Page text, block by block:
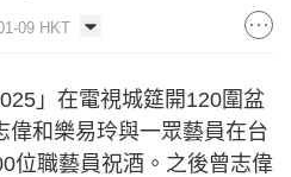
09 HKT
」在電視城筵開120圍盆
偉和樂易玲與一眾藝員在台
位職藝員祝酒。之後曾志偉